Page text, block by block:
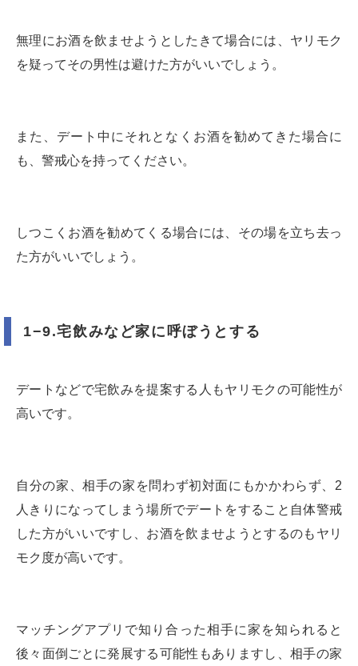
無理にお酒を飲ませようとしたきて場合には、ヤリモク
を疑ってその男性は避けた方がいいでしょう。
また、デート中にそれとなくお酒を勧めてきた場合に
も、警戒心を持ってください。
しつこくお酒を勧めてくる場合には、その場を立ち去っ
た方がいいでしょう。
1−9.宅飲みなど家に呼ぼうとする
デートなどで宅飲みを提案する人もヤリモクの可能性が
高いです。
自分の家、相手の家を問わず初対面にもかかわらず、2
人きりになってしまう場所でデートをすること自体警戒
した方がいいですし、お酒を飲ませようとするのもヤリ
モク度が高いです。
マッチングアプリで知り合った相手に家を知られると
後々面倒ごとに発展する可能性もありますし、相手の家